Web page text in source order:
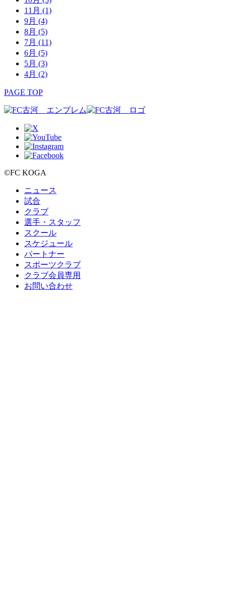
11月 (1)
9月 (4)
8月 (5)
7月 (11)
6月 (5)
5月 (3)
4月 (2)
PAGE TOP
©FC KOGA
ニュース
試合
クラブ
選手・スタッフ
スクール
スケジュール
パートナー
スポーツクラブ
クラブ会員専用
お問い合わせ